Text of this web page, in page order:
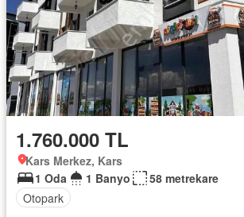
1.760.000 TL
Kars Merkez, Kars
1 Oda
1 Banyo
58 metrekare
Otopark